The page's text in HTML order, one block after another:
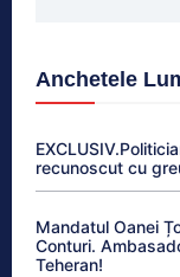
Anchetele
recunoscut cu
Mandatul Oanei
Conturi.
Teheran!